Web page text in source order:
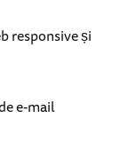
responsive și
e-mail